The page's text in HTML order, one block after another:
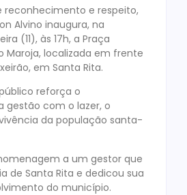
reconhecimento e respeito,
Alvino inaugura, na
(11), às 17h, a Praça
Maroja, localizada em frente
em Santa Rita.
reforça o
gestão com o lazer, o
da população santa-
a um gestor que
de Santa Rita e dedicou sua
do município.